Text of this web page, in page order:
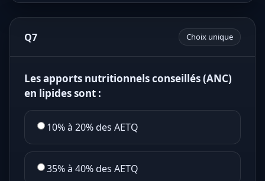
Q7 Choix unique
Les apports nutritionnels conseillés (ANC)
en lipides sont :
10% à 20% des AETQ
35% à 40% des AETQ